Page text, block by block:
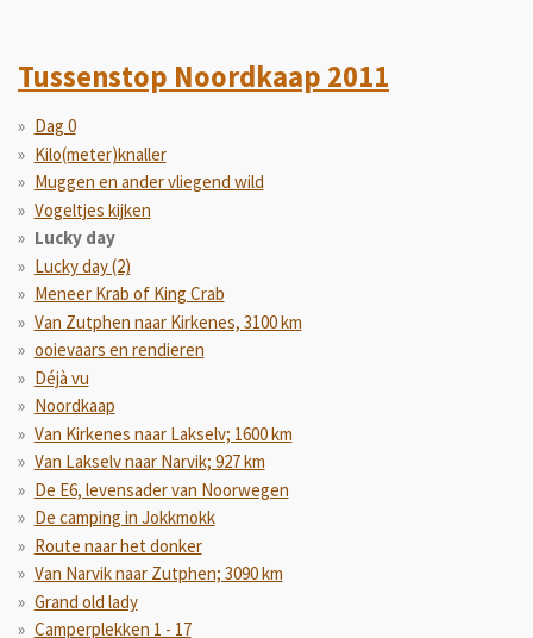
Tussenstop Noordkaap 2011
Dag 0
Kilo(meter)knaller
Muggen en ander vliegend wild
Vogeltjes kijken
Lucky day
Lucky day (2)
Meneer Krab of King Crab
Van Zutphen naar Kirkenes, 3100 km
ooievaars en rendieren
Déjà vu
Noordkaap
Van Kirkenes naar Lakselv; 1600 km
Van Lakselv naar Narvik; 927 km
De E6, levensader van Noorwegen
De camping in Jokkmokk
Route naar het donker
Van Narvik naar Zutphen; 3090 km
Grand old lady
Camperplekken 1 - 17